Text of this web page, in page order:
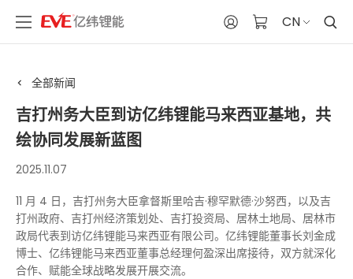
CN
全部新闻
吉打州务大臣到访亿纬锂能马来西亚基地，共
绘协同发展新蓝图
2025.11.07
11 月 4 日，吉打州务大臣拿督斯里哈吉·穆罕默德·沙努西，以及吉
打州政府、吉打州经济策划处、吉打投资局、居林土地局、居林市
政局代表到访亿纬锂能马来西亚有限公司。亿纬锂能董事长刘金成
博士、亿纬锂能马来西亚董事总经理何盈深出席接待，双方就深化
合作、赋能全球战略发展开展交流。